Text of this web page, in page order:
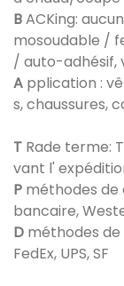
BACKing:
mosoudable /
/ auto-adhésif,
A pplication :
s, chaussures,
T Rade terme:
vant l'
P méthodes de
bancaire,
D méthodes de
FedEx, UPS, SF